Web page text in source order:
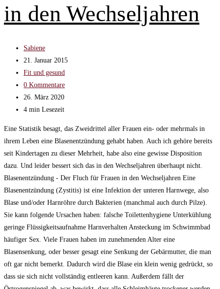
müsst
in den Wechseljahren
Beitrags-
Autor:
Sabiene
Beitrag
veröffentlicht:
21. Januar 2015
Beitrags-
Kategorie:
Fit und gesund
Beitrags-
Kommentare:
0 Kommentare
Beitrag
zuletzt
am:
26. März 2020
Lesedauer:
4 min Lesezeit
Eine Statistik besagt, das Zweidrittel aller Frauen ein- oder mehrmals in
ihrem Leben eine Blasenentzündung gehabt haben. Auch ich gehöre bereits
seit Kindertagen zu dieser Mehrheit, habe also eine gewisse Disposition
dazu. Und leider bessert sich das in den Wechseljahren überhaupt nicht.
Blasenentzündung - Der Fluch für Frauen in den Wechseljahren Eine
Blasenentzündung (Zystitis) ist eine Infektion der unteren Harnwege, also
Blase und/oder Harnröhre durch Bakterien (manchmal auch durch Pilze).
Sie kann folgende Ursachen haben: falsche Toilettenhygiene Unterkühlung
geringe Flüssigkeitsaufnahme Harnverhalten Ansteckung im Schwimmbad
häufiger Sex. Viele Frauen haben im zunehmenden Alter eine
Blasensenkung, oder besser gesagt eine Senkung der Gebärmutter, die man
oft gar nicht bemerkt. Dadurch wird die Blase ein klein wenig gedrückt, so
dass sie sich nicht vollständig entleeren kann. Außerdem fällt der